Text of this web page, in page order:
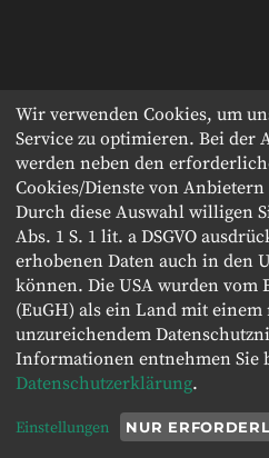
Wir verwenden Cookies, um
Service zu optimieren. Bei der
werden neben den
Cookies/Dienste von Anbietern
Durch diese Auswahl willigen
Abs. 1 S. 1 lit. a DSGVO
erhobenen Daten auch in den
können. Die USA wurden vom
(EuGH) als ein Land mit einem
unzureichendem
Informationen entnehmen Sie
Datenschutzerklärung.
Einstellungen NUR